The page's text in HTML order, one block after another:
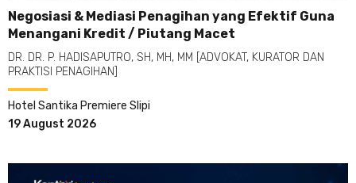
Negosiasi & Mediasi Penagihan yang Efektif Guna
Menangani Kredit / Piutang Macet
DR. DR. P. HADISAPUTRO, SH, MH, MM [ADVOKAT, KURATOR DAN
PRAKTISI PENAGIHAN]
Hotel Santika Premiere Slipi
19 August 2026